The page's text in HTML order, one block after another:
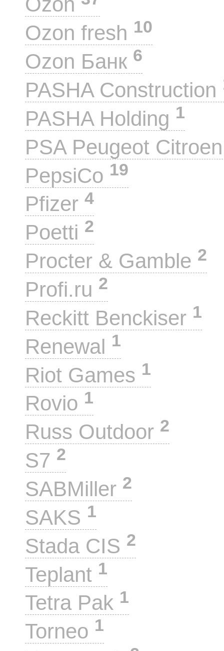
Ozon fresh 10
Ozon Банк 6
PASHA Construction
PASHA Holding 1
PSA Peugeot
PepsiCo 19
Pfizer 4
Poetti 2
Procter & Gamble 2
Profi.ru 2
Reckitt Benckiser 1
Renewal 1
Riot Games 1
Rovio 1
Russ Outdoor 2
S7 2
SABMiller 2
SAKS 1
Stada CIS 2
Teplant 1
Tetra Pak 1
Torneo 1